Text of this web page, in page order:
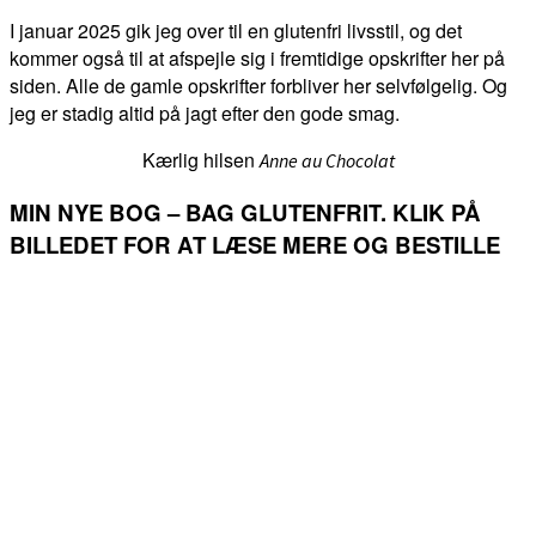
I januar 2025 gik jeg over til en glutenfri livsstil, og det
kommer også til at afspejle sig i fremtidige opskrifter her på
siden. Alle de gamle opskrifter forbliver her selvfølgelig. Og
jeg er stadig altid på jagt efter den gode smag.
Kærlig hilsenAnne au Chocolat
MIN NYE BOG – BAG GLUTENFRIT. KLIK PÅ
BILLEDET FOR AT LÆSE MERE OG BESTILLE